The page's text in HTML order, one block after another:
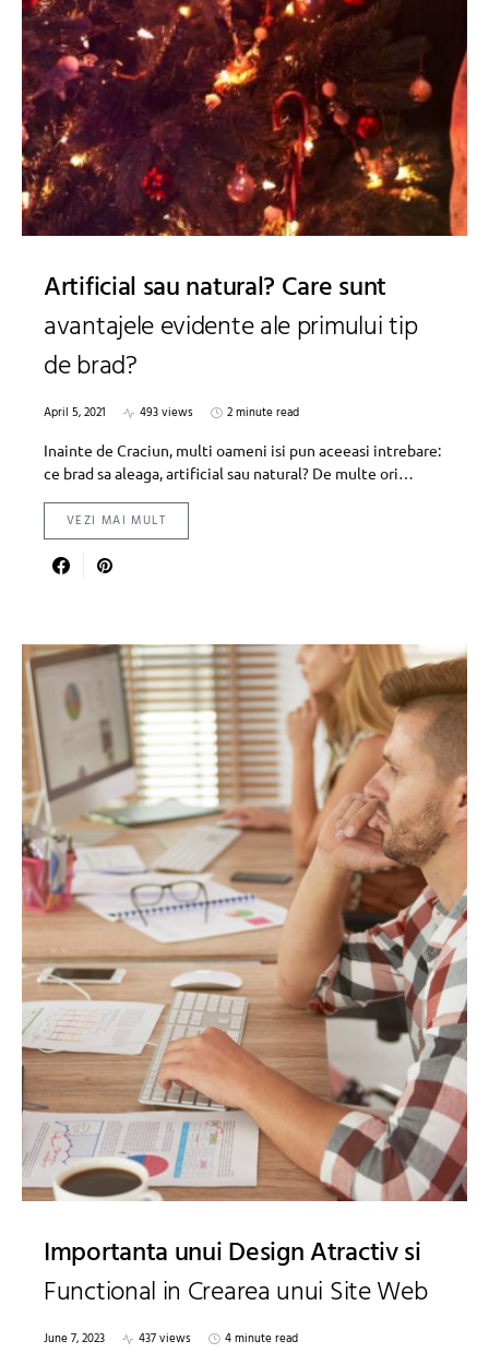
Artificial sau natural? Care sunt
avantajele evidente ale primului tip
de brad?
April 5, 2021 493 views
2 minute read
Inainte de Craciun, multi oameni isi pun aceeasi intrebare:
ce brad sa aleaga, artificial sau natural? De multe ori…
VEZI MAI MULT
Importanta unui Design Atractiv si
Functional in Crearea unui Site Web
June 7, 2023 437 views 4 minute read